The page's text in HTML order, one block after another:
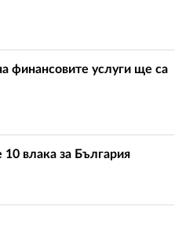
финансовите услуги ще са
10 влака за България